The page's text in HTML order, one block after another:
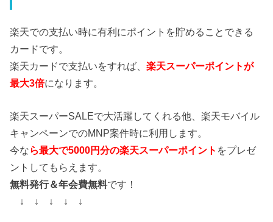
楽天での支払い時に有利にポイントを貯めることできる
カードです。
楽天カードで支払いをすれば、楽天スーパーポイントが
最大3倍になります。
楽天スーパーSALEで大活躍してくれる他、楽天モバイル
キャンペーンでのMNP案件時に利用します。
今なら最大で5000円分の楽天スーパーポイント をプレゼ
ントしてもらえます。
無料発行＆年会費無料です！
↓ ↓ ↓ ↓ ↓